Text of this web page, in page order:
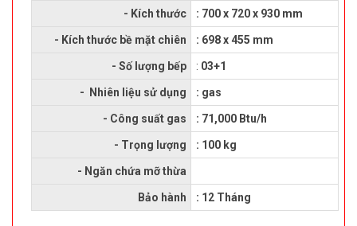
- Kích thước : 700 x 720 x 930 mm
- Kích thước bề mặt chiên : 698 x 455 mm
- Số lượng bếp : 03+1
- Nhiên liệu sử dụng : gas
- Công suất gas : 71,000 Btu/h
- Trọng lượng : 100 kg
- Ngăn chứa mỡ thừa
Bảo hành : 12 Tháng